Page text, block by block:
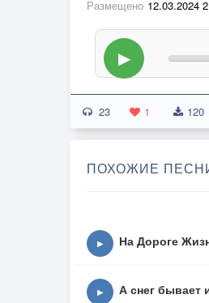
Размещено 12.03.2024
▶
23 1 120
ПОХОЖИЕ
▶ На Дороге
▶ А снег бывает